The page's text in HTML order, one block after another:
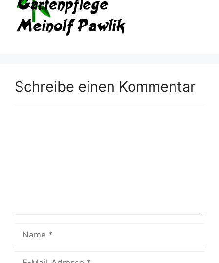
Schreibe einen Kommentar